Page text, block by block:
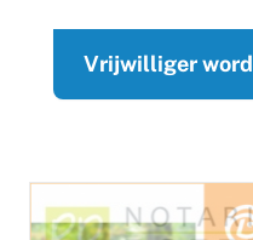
Vrijwilliger